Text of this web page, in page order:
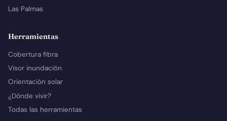
Las Palmas
Herramientas
Cobertura fibra
Visor inundación
Orientación solar
¿Dónde vivir?
Todas las herramientas